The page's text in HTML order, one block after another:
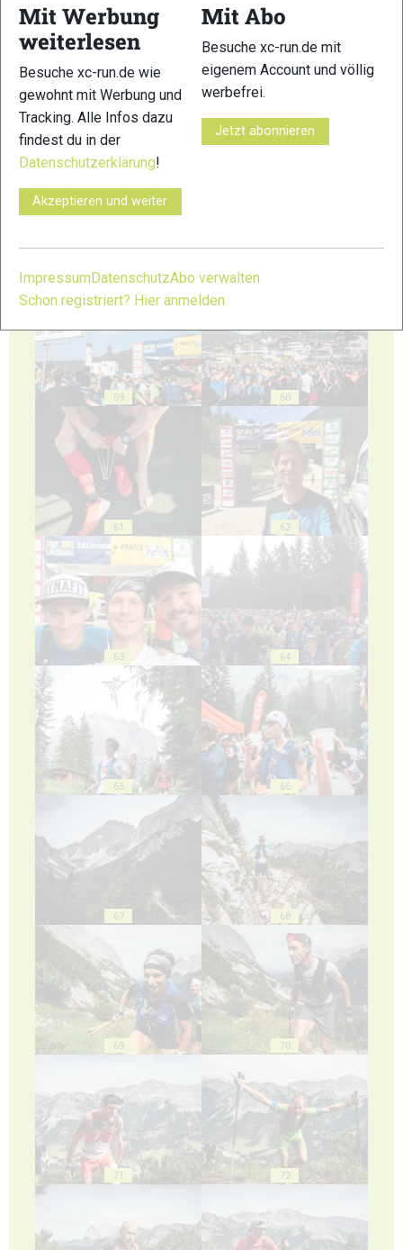
55 56
59 60
61 62
63 64
65 66
67 68
69 70
71 72
Mit Werbung
weiterlesen
Besuche xc-run.de wie
gewohnt mit Werbung und
Tracking. Alle Infos dazu
findest du in der
Datenschutzerklärung!
Akzeptieren und weiter
Mit Abo
Besuche xc-run.de mit
eigenem Account und völlig
werbefrei.
Jetzt abonnieren
Impressum DatenschutzAbo verwalten
Schon registriert? Hier anmelden